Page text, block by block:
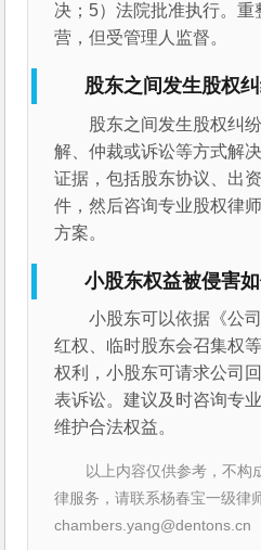
决；5）法院批准执行。
营，但受管理人监督。
股东之间发生股权
股东之间发生股权纠
解、仲裁或诉讼等方式解
证据，包括股东协议、出
件，然后咨询专业股权律
方案。
小股东权益被侵害
小股东可以依据《公
红权、临时股东会召集权
权利，小股东可请求公司
表诉讼。建议及时咨询专
维护合法权益。
以上内容仅供参考，不构
律服务，请联系杨春宝一级律
chambers.yang@dentons.cn